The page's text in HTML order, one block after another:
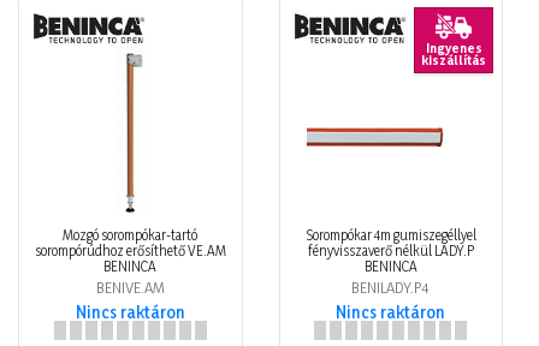
Mozgó sorompókar-tartó
sorompórúdhoz erősíthető VE.AM
BENINCA
BENIVE.AM
Nincs raktáron
Ingyenes
kiszállítás
Sorompókar 4m gumiszegéllyel
fényvisszaverő nélkül LADY.P
BENINCA
BENILADY.P4
Nincs raktáron